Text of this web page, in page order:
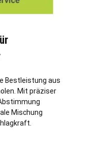
Bestleistung aus
Mit präziser
Mischung